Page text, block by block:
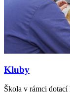
Kluby
Škola v rámci